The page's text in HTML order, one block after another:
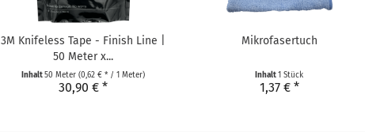
3M Knifeless Tape - Finish Line |
50 Meter x...
Inhalt50 Meter (0,62 € * / 1 Meter)
30,90 € *
Mikrofasertuch
Inhalt1 Stück
1,37 € *